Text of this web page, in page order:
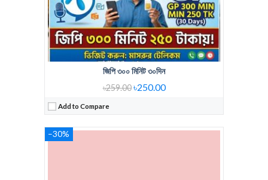
জিপি ৩০০ মিনিট ৩০দিন
৳259.00৳250.00
Add to Compare
–30%